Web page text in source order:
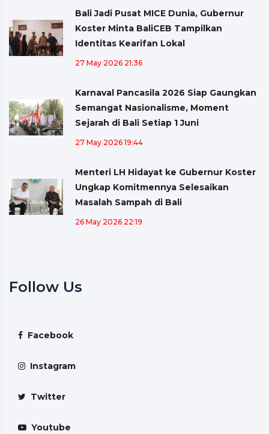
Bali Jadi Pusat MICE Dunia, Gubernur
Koster Minta BaliCEB Tampilkan
Identitas Kearifan Lokal
27 May 2026 21:36
Karnaval Pancasila 2026 Siap Gaungkan
Semangat Nasionalisme, Moment
Sejarah di Bali Setiap 1 Juni
27 May 2026 19:44
Menteri LH Hidayat ke Gubernur Koster
Ungkap Komitmennya Selesaikan
Masalah Sampah di Bali
26 May 2026 22:19
Follow Us
Facebook
Instagram
Twitter
Youtube